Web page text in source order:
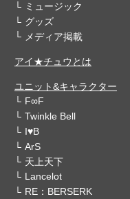
ミュージック
グッズ
メディア掲載
アイ★チュウとは
ユニット&キャラクター
F∞F
Twinkle Bell
I♥B
ArS
天上天下
Lancelot
RE：BERSERK